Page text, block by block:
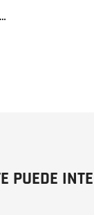
PUEDE